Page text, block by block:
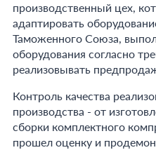
производственный цех,
адаптировать
Таможенного Союза,
оборудования согласно
реализовывать
Контроль качества
производства - от
сборки комплектного
прошел оценку и